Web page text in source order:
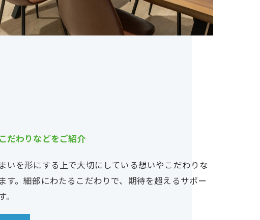
だわりなどをご紹介
いを形にする上で大切にしている想いやこだわりな
す。細部にわたるこだわりで、期待を超えるサポー